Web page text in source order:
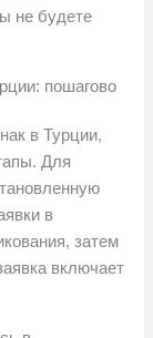
не будете
пошагово
в Турции,
Для
в
затем
включает